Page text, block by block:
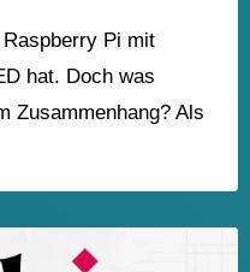
Pi mit
hat. Doch was
Zusammenhang? Als